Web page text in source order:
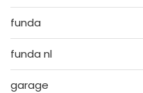
funda
funda nl
garage